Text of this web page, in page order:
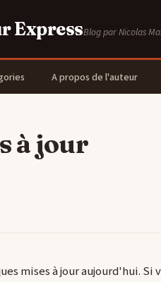
ExpressBlog par Nicolas
A propos de l'auteur
à jour
mises à jour aujourd'hui.